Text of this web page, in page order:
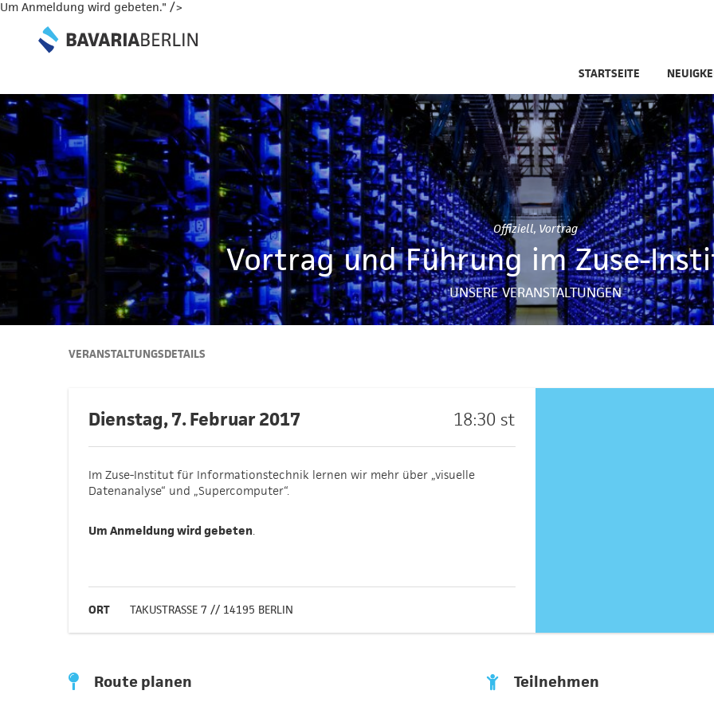
Um Anmeldung wird gebeten." />
STARTSEITE
Offiziell, Vortrag
Vortrag und Führung im Zuse-
UNSERE VERANSTALTUNGEN
VERANSTALTUNGSDETAILS
18:30 st
Dienstag, 7. Februar 2017
Im Zuse-Institut für Informationstechnik lernen wir mehr über „visuelle
Datenanalyse“ und „Supercomputer“.
Um Anmeldung wird gebeten.
ORT TAKUSTRASSE 7 // 14195 BERLIN
Route planen Teilnehmen